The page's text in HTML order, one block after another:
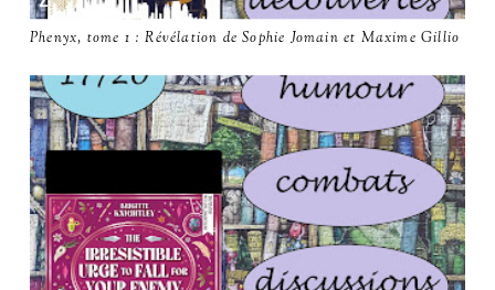
Phenyx, tome 1 : Révélation de Sophie Jomain et Maxime Gillio